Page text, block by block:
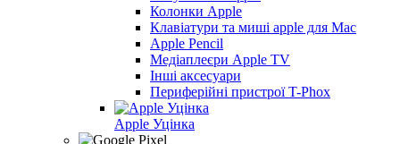
Колонки Apple
Клавіатури та миші apple для Mac
Apple Pencil
Медіаплеєри Apple TV
Інші аксесуари
Периферійні пристрої T-Phox
Apple Уцінка